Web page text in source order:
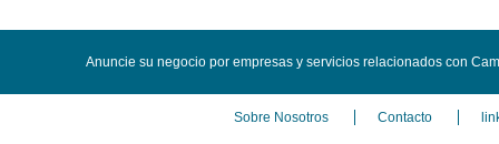
Anuncie su negocio por empresas y servicios relacionados con
Sobre Nosotros Contacto